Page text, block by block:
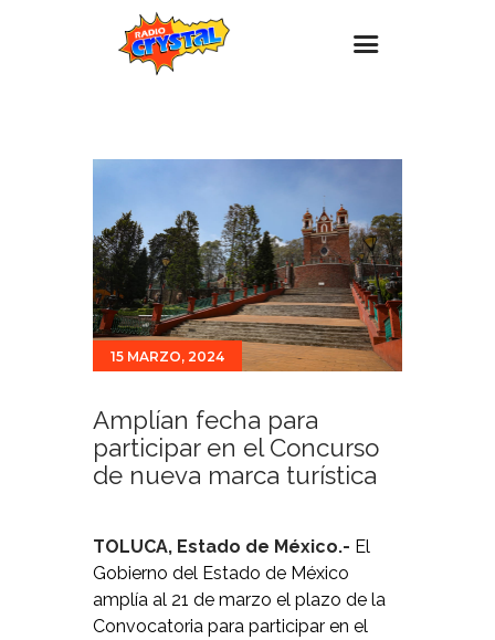
Eventos
Promociones
Noticias
Para ti
Contacto
15 MARZO, 2024
Amplían fecha para
participar en el Concurso
de nueva marca turística
TOLUCA, Estado de México.- El
Gobierno del Estado de México
amplía al 21 de marzo el plazo de la
Convocatoria para participar en el